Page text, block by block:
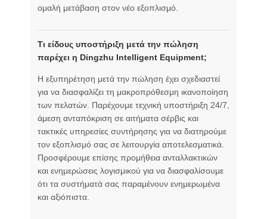
ομαλή μετάβαση στον νέο εξοπλισμό.
Τι είδους υποστήριξη μετά την πώληση
παρέχει η Dingzhu Intelligent Equipment;
Η εξυπηρέτηση μετά την πώληση έχει σχεδιαστεί
για να διασφαλίζει τη μακροπρόθεσμη ικανοποίηση
των πελατών. Παρέχουμε τεχνική υποστήριξη 24/7,
άμεση ανταπόκριση σε αιτήματα σέρβις και
τακτικές υπηρεσίες συντήρησης για να διατηρούμε
τον εξοπλισμό σας σε λειτουργία αποτελεσματικά.
Προσφέρουμε επίσης προμήθεια ανταλλακτικών
και ενημερώσεις λογισμικού για να διασφαλίσουμε
ότι τα συστήματά σας παραμένουν ενημερωμένα
και αξιόπιστα.